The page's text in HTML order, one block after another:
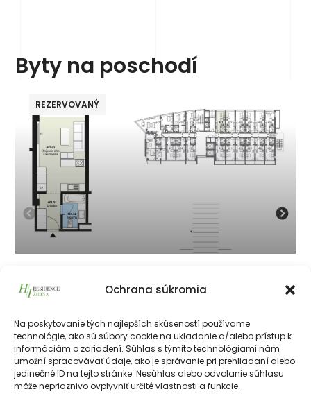
Ochrana súkromia
Na poskytovanie tých najlepších skúseností používame
technológie, ako sú súbory cookie na ukladanie a/alebo prístup k
informáciám o zariadení. Súhlas s týmito technológiami nám
umožní spracovávať údaje, ako je správanie pri prehliadaní alebo
jedinečné ID na tejto stránke. Nesúhlas alebo odvolanie súhlasu
môže nepriaznivo ovplyvniť určité vlastnosti a funkcie.
Byty na poschodí
REZERVOVANÝ
401
134 050
28.10 m² 1 4 NP SV 226511€